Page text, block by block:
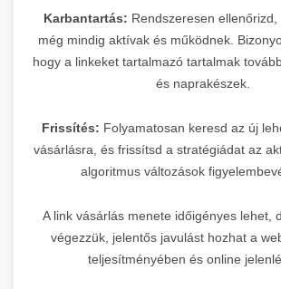
Karbantartás: Rendszeresen
még mindig aktívak és működnek.
hogy a linkeket tartalmazó tartalmak
és naprakészek.
Frissítés: Folyamatosan keresd az új
vásárlásra, és frissítsd a stratégiádat az
algoritmus változások
A link vásárlás menete időigényes lehet,
végezzük, jelentős javulást hozhat a
teljesítményében és online